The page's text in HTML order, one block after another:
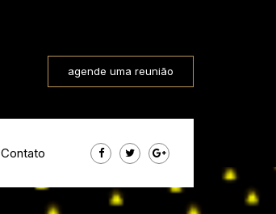
agende uma reunião
Contato